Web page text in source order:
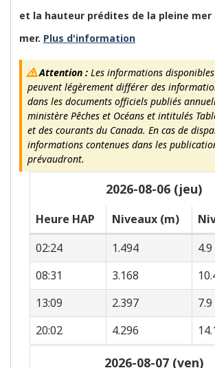
et la hauteur prédites de la pleine mer
mer. Plus d'information
Attention :Les informations
peuvent légèrement différer des
dans les documents officiels publiés
ministère Pêches et Océans et intitulés
et des courants du Canada. En cas de
informations contenues dans les
prévaudront.
2026-08-06 (jeu)
Heure HAP Niveaux (m)
02:24
1.494
4.9
08:31
3.168
13:09
2.397
7.9
20:02
4.296
2026-08-07 (ven)